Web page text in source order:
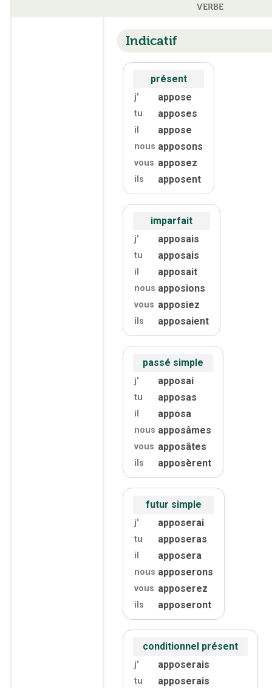
VERBE
Indicatif
présent
j' appose
tu apposes
il appose
nous apposons
vous apposez
ils apposent
imparfait
j' apposais
tu apposais
il apposait
nous apposions
vous apposiez
ils apposaient
passé simple
j' apposai
tu apposas
il apposa
nous apposâmes
vous apposâtes
ils apposèrent
futur simple
j' apposerai
tu apposeras
il apposera
nous apposerons
vous apposerez
ils apposeront
conditionnel présent
j' apposerais
tu apposerais